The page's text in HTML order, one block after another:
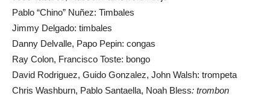
Pablo “Chino” Nuñez: Timbales
Jimmy Delgado: timbales
Danny Delvalle, Papo Pepin: congas
Ray Colon, Francisco Toste: bongo
David Rodriguez, Guido Gonzalez, John Walsh: trompeta
Chris Washburn, Pablo Santaella, Noah Bless: trombon